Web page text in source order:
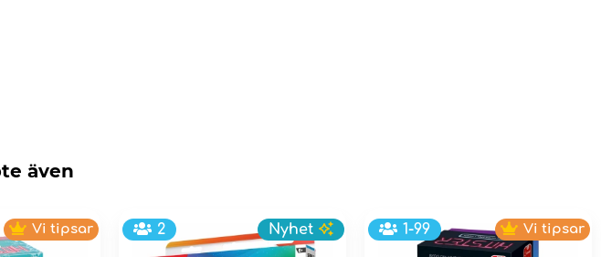
även
Vi tipsar 2 Nyhet 1-99 Vi tipsar